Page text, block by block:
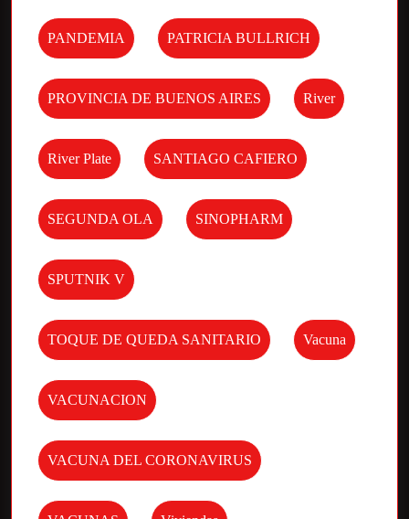
PANDEMIA PATRICIA BULLRICH
PROVINCIA DE BUENOS AIRES River
River Plate SANTIAGO CAFIERO
SEGUNDA OLA SINOPHARM
SPUTNIK V
TOQUE DE QUEDA SANITARIO Vacuna
VACUNACION
VACUNA DEL CORONAVIRUS